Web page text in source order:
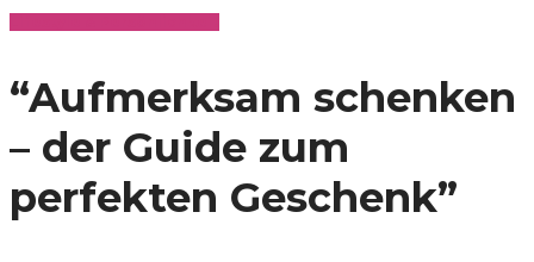
“Aufmerksam schenken
– der Guide zum
perfekten Geschenk”